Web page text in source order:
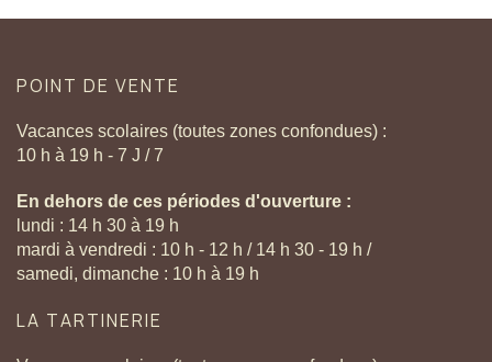
POINT DE VENTE
Vacances scolaires (toutes zones confondues) :
10 h à 19 h - 7 J / 7
En dehors de ces périodes d'ouverture :
lundi : 14 h 30 à 19 h
mardi à vendredi : 10 h - 12 h / 14 h 30 - 19 h /
samedi, dimanche : 10 h à 19 h
LA TARTINERIE